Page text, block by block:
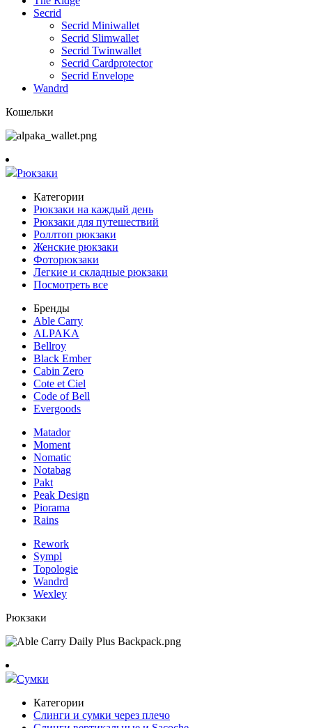
Secrid
Secrid Miniwallet
Secrid Slimwallet
Secrid Twinwallet
Secrid Cardprotector
Secrid Envelope
Wandrd
Кошельки
Рюкзаки
Категории
Рюкзаки на каждый день
Рюкзаки для путешествий
Роллтоп рюкзаки
Женские рюкзаки
Фоторюкзаки
Легкие и складные рюкзаки
Посмотреть все
Бренды
Able Carry
ALPAKA
Bellroy
Black Ember
Cabin Zero
Cote et Ciel
Code of Bell
Evergoods
Matador
Moment
Nomatic
Notabag
Pakt
Peak Design
Piorama
Rains
Rework
Sympl
Topologie
Wandrd
Wexley
Рюкзаки
Сумки
Категории
Слинги и сумки через плечо